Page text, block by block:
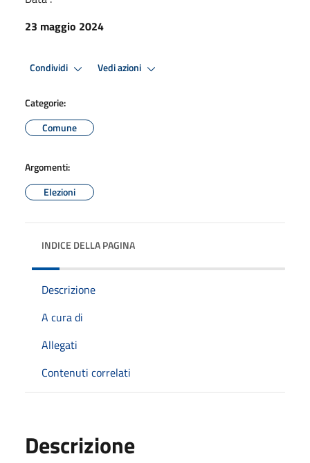
23 maggio 2024
Condividi Vedi azioni
Categorie:
Comune
Argomenti:
Elezioni
INDICE DELLA PAGINA
Descrizione
A cura di
Allegati
Contenuti correlati
Descrizione